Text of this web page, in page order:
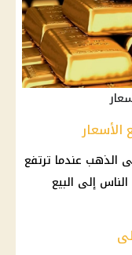
الذهب عندما ترتفع
إلى البيع